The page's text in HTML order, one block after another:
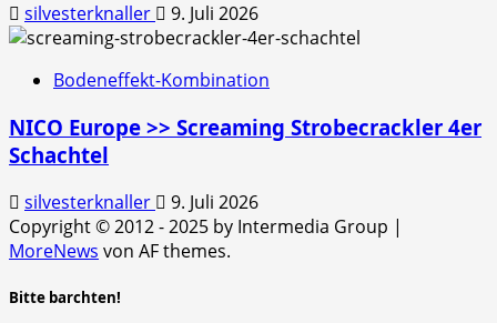
silvesterknaller 9. Juli 2026
Bodeneffekt-Kombination
NICO Europe >> Screaming Strobecrackler 4er
Schachtel
silvesterknaller
9. Juli 2026
Copyright © 2012 - 2025 by Intermedia Group |
MoreNews von AF themes.
Bitte barchten!